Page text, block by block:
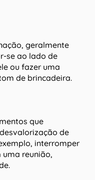
geralmente
se ao lado de
ou fazer uma
de brincadeira.
que
de
interromper
reunião,